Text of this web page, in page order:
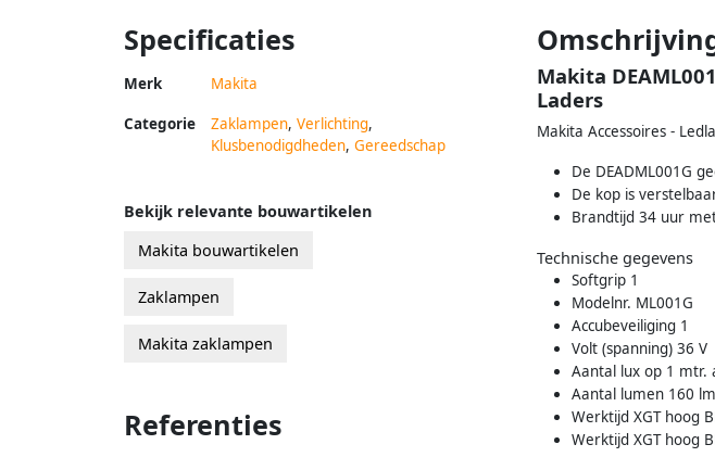
Specificaties
Merk Makita
Categorie Zaklampen, Verlichting,
Klusbenodigdheden, Gereedschap
Makita
Laders
Makita Accessoires -
De DEADML001G
De kop is
Brandtijd 34 uur
Technische gegevens
Softgrip 1
Modelnr. ML001G
Accubeveiliging 1
Volt (spanning) 36 V
Aantal lux op 1 mtr.
Aantal lumen 160 lm
Werktijd XGT hoog
Werktijd XGT hoog
Bekijk relevante bouwartikelen
Makita bouwartikelen
Zaklampen
Makita zaklampen
Referenties